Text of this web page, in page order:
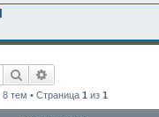
Поиск
8 тем • Страница 1 из 1